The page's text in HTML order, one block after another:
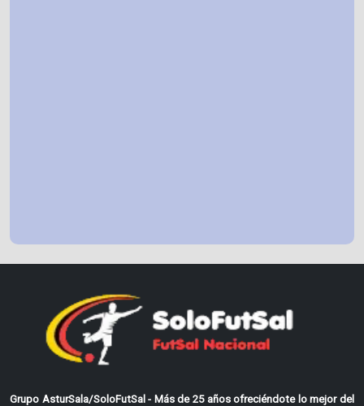
Grupo AsturSala/SoloFutSal - Más de 25 años ofreciéndote lo mejor del